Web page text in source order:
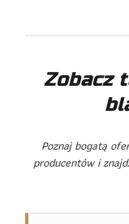
Zobacz
Poznaj bogatą
producentów i